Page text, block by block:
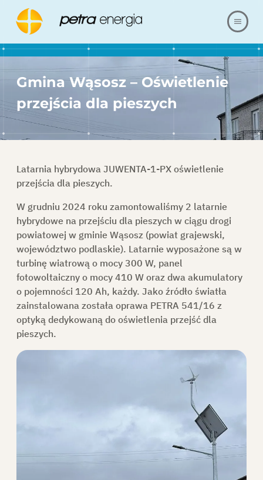
O NAS
OFERTA
NASZE REALIZACJE
BLOG
KARIERA
REFERENCJE
KONTAKT
DO POBRANIA
POPROŚ O OFERTĘ
Gmina Wąsosz – Oświetlenie
przejścia dla pieszych
Latarnia hybrydowa JUWENTA-1-PX oświetlenie
przejścia dla pieszych.
W grudniu 2024 roku zamontowaliśmy 2 latarnie
hybrydowena przejściu dla pieszych w ciągu drogi
powiatowej w gminie Wąsosz (powiat grajewski,
województwo podlaskie). Latarnie wyposażone są w
turbinę wiatrową o mocy 300 W, panel
fotowoltaiczny o mocy 410 W oraz dwa akumulatory
o pojemności 120 Ah, każdy. Jako źródło światła
zainstalowana została oprawa PETRA 541/16 z
optyką dedykowaną do oświetlenia przejść dla
pieszych.